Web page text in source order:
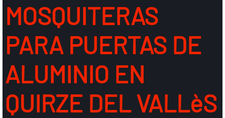
MOSQUITERAS
PARA PUERTAS DE
ALUMINIO EN
QUIRZE DEL VALLèS